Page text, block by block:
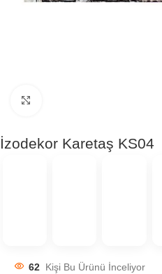
İzodekor Karetaş KS04
62 Kişi Bu Ürünü İnceliyor